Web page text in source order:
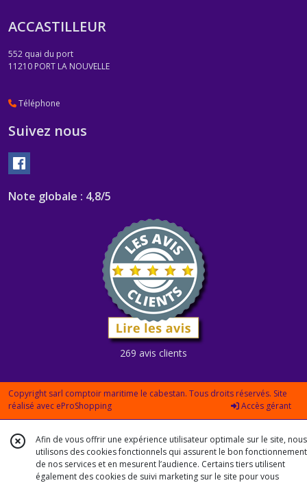
ACCASTILLEUR
552 quai du port
11210 PORT LA NOUVELLE
Téléphone
Suivez nous
Note globale : 4,8/5
269 avis clients
Copyright sarl comptoir maritime le cabestan. Tous droits réservés. Site
réalisé avec eProShopping Accès gérant
Afin de vous offrir une expérience utilisateur optimale sur le site, nous
utilisons des cookies fonctionnels qui assurent le bon fonctionnement
de nos services et en mesurent l’audience. Certains tiers utilisent
également des cookies de suivi marketing sur le site pour vous